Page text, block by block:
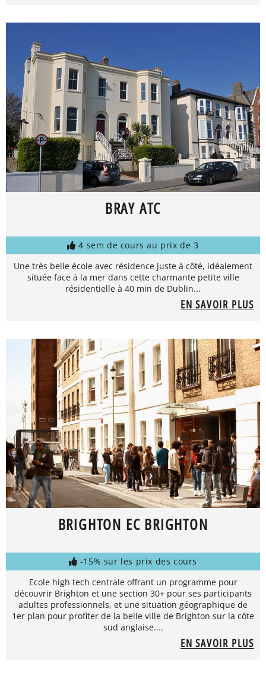
BRAY ATC
4 sem de cours au prix de 3
Une très belle école avec résidence juste à côté, idéalement
située face à la mer dans cette charmante petite ville
résidentielle à 40 min de Dublin...
EN SAVOIR PLUS
BRIGHTON EC BRIGHTON
-15% sur les prix des cours
Ecole high tech centrale offrant un programme pour
découvrir Brighton et une section 30+ pour ses participants
adultes professionnels, et une situation géographique de
1er plan pour profiter de la belle ville de Brighton sur la côte
sud anglaise....
EN SAVOIR PLUS